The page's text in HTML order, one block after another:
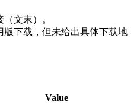
文末）。
版下载，但未给出具体下载地
Value